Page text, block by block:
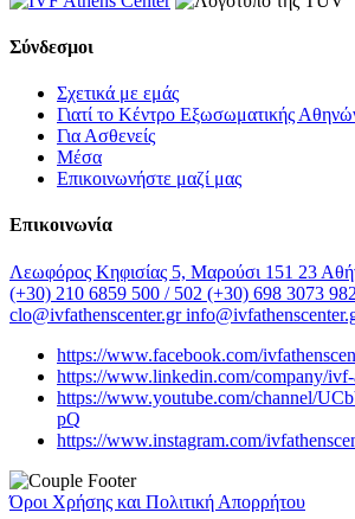
Σύνδεσμοι
Σχετικά με εμάς
Γιατί το Κέντρο Εξωσωματικής
Για Ασθενείς
Μέσα
Επικοινωνήστε μαζί μας
Επικοινωνία
Λεωφόρος Κηφισίας 5, Μαρούσι 151 23
(+30) 210 6859 500 / 502 (+30) 698 3073 982
clo@ivfathenscenter.gr
https://www.facebook.com/
https://www.linkedin.com/company/ivf-
https://www.youtube.com/channel/
pQ
https://www.instagram.com/
Όροι Χρήσης και Πολιτική Απορρήτου